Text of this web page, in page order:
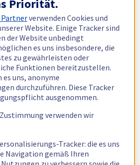
Priorität.
Partnerverwenden Cookies und
Website. Einige Tracker sind
der Website unbedingt
es uns insbesondere, die
zu gewährleisten oder
Funktionen bereitzustellen.
uns, anonyme
durchzuführen. Diese Tracker
ausgenommen.
verwenden wir
Tracker: die es uns
Navigation gemäß Ihren